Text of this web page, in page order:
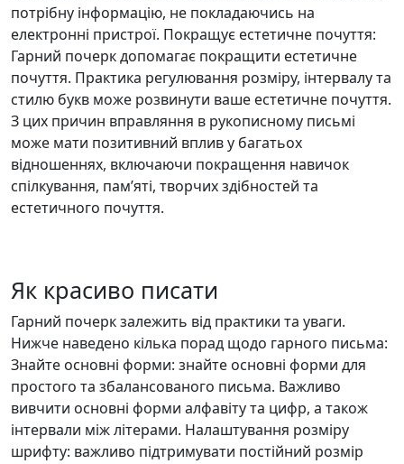
потрібну інформацію, не покладаючись на
електронні пристрої. Покращує естетичне почуття:
Гарний почерк допомагає покращити естетичне
почуття. Практика регулювання розміру, інтервалу та
стилю букв може розвинути ваше естетичне почуття.
З цих причин вправляння в рукописному письмі
може мати позитивний вплив у багатьох
відношеннях, включаючи покращення навичок
спілкування, пам’яті, творчих здібностей та
естетичного почуття.
Як красиво писати
Гарний почерк залежить від практики та уваги.
Нижче наведено кілька порад щодо гарного письма:
Знайте основні форми: знайте основні форми для
простого та збалансованого письма. Важливо
вивчити основні форми алфавіту та цифр, а також
інтервали між літерами. Налаштування розміру
шрифту: важливо підтримувати постійний розмір